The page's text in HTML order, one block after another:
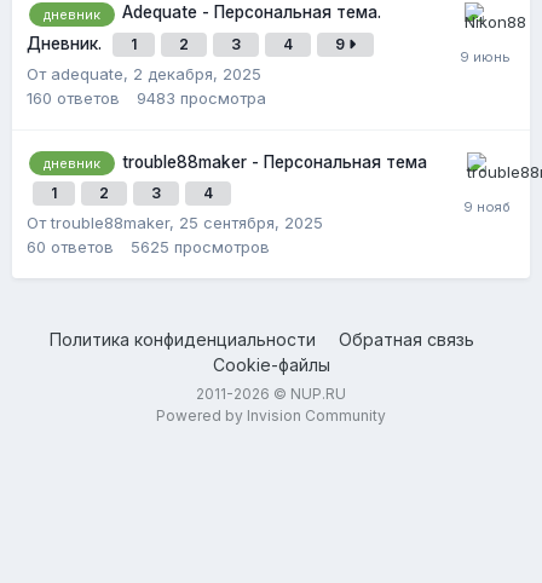
дневник
Adequate - Персональная тема.
Дневник.
1 2 3 4 9
От adequate, 2 декабря, 2025
160 ответов 9483 просмотра
дневник trouble88maker - Персональная тема
1 2 3 4
От trouble88maker, 25 сентября, 2025
60 ответов 5625 просмотров
Политика конфиденциальности
Обратная связь
Cookie-файлы
2011-2026 © NUP.RU
Powered by Invision Community